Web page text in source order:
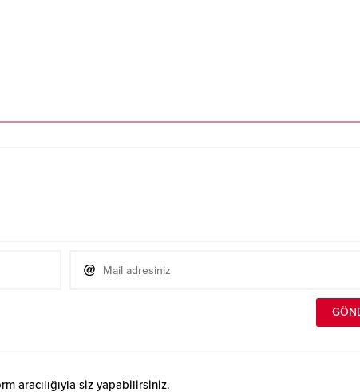
aracılığıyla siz yapabilirsiniz.